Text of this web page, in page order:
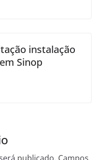
instalação
Sinop